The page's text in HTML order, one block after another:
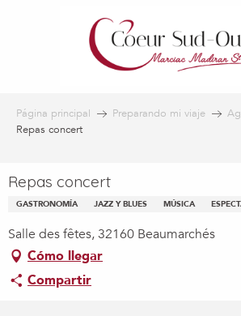
Página principal Preparando mi viaje
Repas concert
Repas concert
GASTRONOMÍA JAZZ Y BLUES MÚSICA
Salle des fêtes, 32160 Beaumarchés
Cómo llegar
Compartir